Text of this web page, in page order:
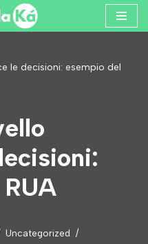
le decisioni: esempio del
Uncategorized